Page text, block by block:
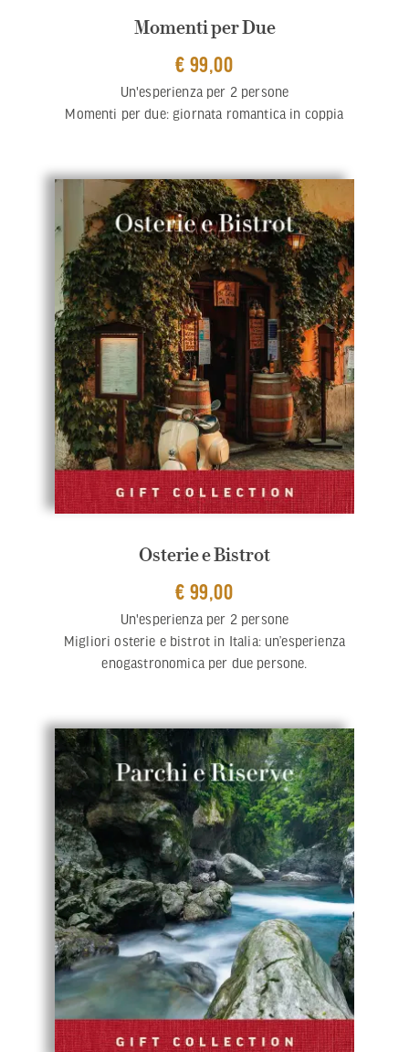
Momenti per Due
€ 99,00
Un'esperienza per 2 persone
Momenti per due: giornata romantica in coppia
Osterie e Bistrot
€ 99,00
Un'esperienza per 2 persone
Migliori osterie e bistrot in Italia: un’esperienza
enogastronomica per due persone.